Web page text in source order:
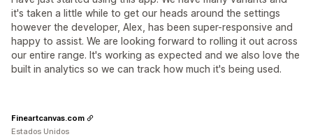
it's taken a little while to get our heads around the settings
however the developer, Alex, has been super-responsive and
happy to assist. We are looking forward to rolling it out across
our entire range. It's working as expected and we also love the
built in analytics so we can track how much it's being used.
Fineartcanvas.com
Estados Unidos